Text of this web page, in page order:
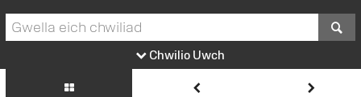
Chwilio Uwch